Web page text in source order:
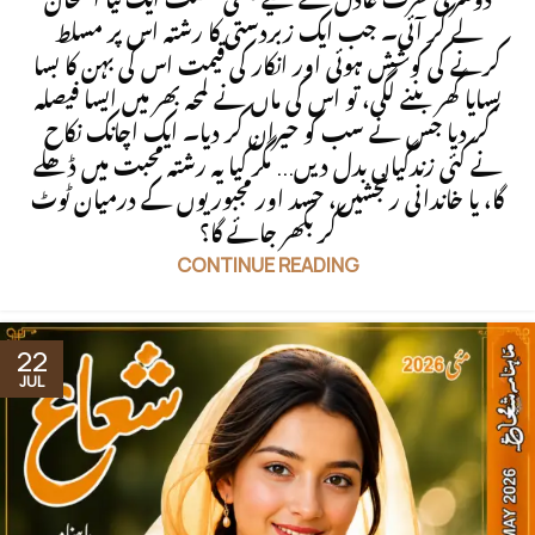
لے کر آئی۔ جب ایک زبردستی کا رشتہ اس پر مسلط
کرنے کی کوشش ہوئی اور انکار کی قیمت اس کی بہن کا بسا
بسایا گھر بننے لگی، تو اس کی ماں نے لمحہ بھر میں ایسا فیصلہ
کر دیا جس نے سب کو حیران کر دیا۔ ایک اچانک نکاح
نے کئی زندگیاں بدل دیں... مگر کیا یہ رشتہ محبت میں ڈھلے
گا، یا خاندانی رنجشیں، حسد اور مجبوریوں کے درمیان ٹوٹ
کر بکھر جائے گا؟
CONTINUE READING
22
JUL